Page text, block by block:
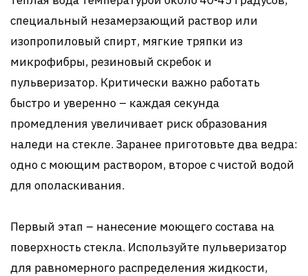
специальный незамерзающий раствор или
изопропиловый спирт, мягкие тряпки из
микрофибры, резиновый скребок и
пульверизатор. Критически важно работать
быстро и уверенно – каждая секунда
промедления увеличивает риск образования
наледи на стекле. Заранее приготовьте два ведра:
одно с моющим раствором, второе с чистой водой
для ополаскивания.
Первый этап – нанесение моющего состава на
поверхность стекла. Используйте пульверизатор
для равномерного распределения жидкости,